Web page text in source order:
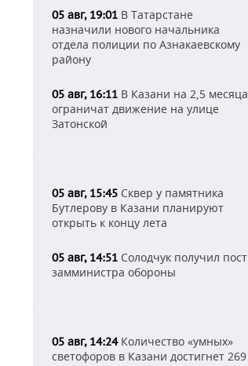
05 авг, 19:01 В Татарстане
назначили нового начальника
отдела полиции по Азнакаевскому
району
05 авг, 16:11 В Казани на 2,5 месяца
ограничат движение на улице
Затонской
05 авг, 15:45 Сквер у памятника
Бутлерову в Казани планируют
открыть к концу лета
05 авг, 14:51 Солодчук получил пост
замминистра обороны
05 авг, 14:24Количество «умных»
светофоров в Казани достигнет 269